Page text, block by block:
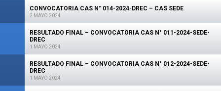
CONVOCATORIA CAS N° 014-2024-DREC – CAS SEDE
2 MAYO 2024
RESULTADO FINAL – CONVOCATORIA CAS N° 011-2024-SEDE-
DREC
1 MAYO 2024
RESULTADO FINAL – CONVOCATORIA CAS N° 012-2024-SEDE-
DREC
1 MAYO 2024